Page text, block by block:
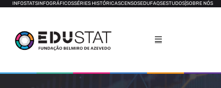
INFOSTATSINFOGRÁFICOSSÉRIES HISTÓRICASCENSOSEDUFAQSESTUDOSSOBRE NÓS